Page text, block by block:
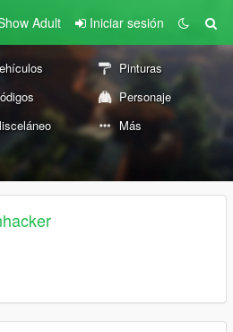
Adult Iniciar sesión
Pinturas
Personaje
Más